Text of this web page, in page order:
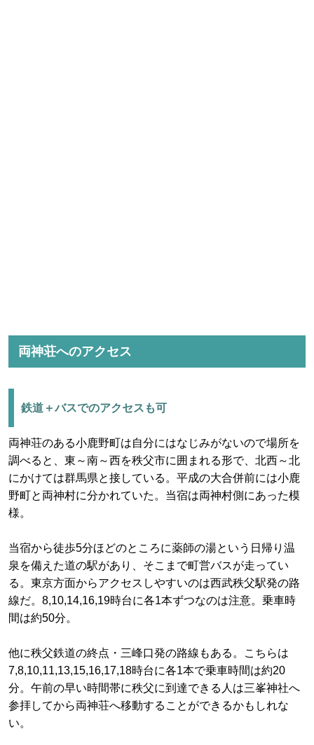
両神荘へのアクセス
鉄道＋バスでのアクセスも可
両神荘のある小鹿野町は自分にはなじみがないので場所を
調べると、東～南～西を秩父市に囲まれる形で、北西～北
にかけては群馬県と接している。平成の大合併前には小鹿
野町と両神村に分かれていた。当宿は両神村側にあった模
様。
当宿から徒歩5分ほどのところに薬師の湯という日帰り温
泉を備えた道の駅があり、そこまで町営バスが走ってい
る。東京方面からアクセスしやすいのは西武秩父駅発の路
線だ。8,10,14,16,19時台に各1本ずつなのは注意。乗車時
間は約50分。
他に秩父鉄道の終点・三峰口発の路線もある。こちらは
7,8,10,11,13,15,16,17,18時台に各1本で乗車時間は約20
分。午前の早い時間帯に秩父に到達できる人は三峯神社へ
参拝してから両神荘へ移動することができるかもしれな
い。